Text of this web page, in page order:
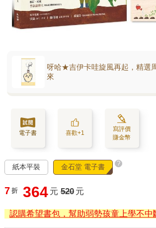
呀哈★吉伊卡哇旋風再起，精選
來
電子書 喜歡+1
寫評價
賺金幣
紙本平裝 金石堂 電子書 ?
7 折 364 元 520 元
認購希望書包，幫助弱勢孩童上學不中